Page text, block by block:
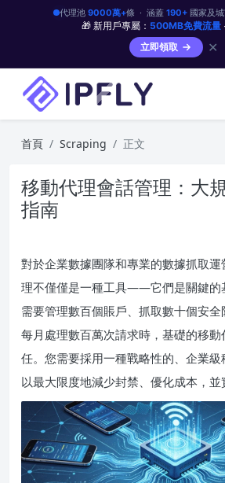
代理池 9000萬+條 · 涵蓋 190+國家及城
🎁 新用戶專屬： 500MB免費流量
立即領取
✕
首頁 Scraping 正文
移動代理會話管理：大
指南
對於企業數據團隊和專業的數據抓取
理不僅僅是一種工具——它們是關鍵的
需要管理數百個賬戶、抓取數十個安
每月處理數百萬次請求時，基礎的移
任。您需要採用一種戰略性的、企業級
以最大限度地減少封禁、優化成本，並